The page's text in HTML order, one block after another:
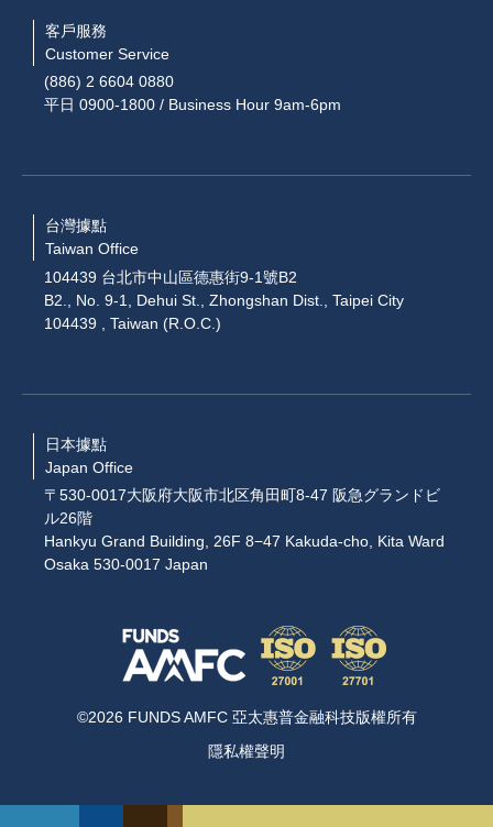
客戶服務
Customer Service
(886) 2 6604 0880
平日 0900-1800 / Business Hour 9am-6pm
台灣據點
Taiwan Office
104439 台北市中山區德惠街9-1號B2
B2., No. 9-1, Dehui St., Zhongshan Dist., Taipei City
104439 , Taiwan (R.O.C.)
日本據點
Japan Office
〒530-0017大阪府大阪市北区角田町8-47 阪急グランドビ
ル26階
Hankyu Grand Building, 26F 8−47 Kakuda-cho, Kita Ward
Osaka 530-0017 Japan
©2026 FUNDS AMFC 亞太惠普金融科技版權所有
隱私權聲明